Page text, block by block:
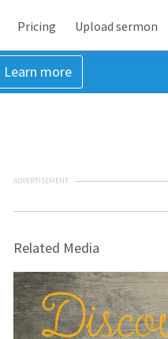
Pricing Upload sermon
Learn more
ADVERTISEMENT
Related Media